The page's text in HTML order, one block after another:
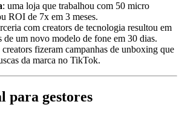
: uma loja que trabalhou com 50 micro
ROI de 7x em 3 meses.
com creators de tecnologia resultou em
de um novo modelo de fone em 30 dias.
creators fizeram campanhas de unboxing que
da marca no TikTok.
para gestores